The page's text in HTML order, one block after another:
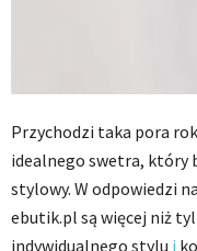
Przychodzi taka pora
idealnego swetra, który
stylowy. W odpowiedzi
ebutik.pl są więcej niż
indywidualnego stylu i